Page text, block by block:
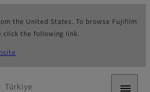
the United States. To browse Fujifilm
click the following link.
Türkiye